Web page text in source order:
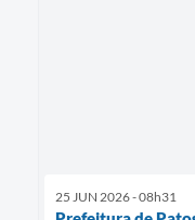
25 JUN 2026 - 08h31